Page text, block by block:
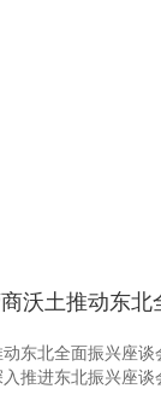
沃土推动东北
东北全面振兴座
推进东北振兴座谈